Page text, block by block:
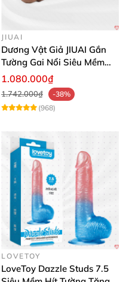
JIUAI
Dương Vật Giả JIUAI Gắn
Tường Gai Nổi Siêu Mềm
Thoải Mái Mua Ngay
1.080.000₫
1.742.000₫
-38%
(968)
LOVETOY
LoveToy Dazzle Studs 7.5